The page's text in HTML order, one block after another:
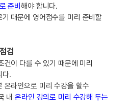
준비해야 합니다.
때문에 영어점수를 미리 준비할
검
이 다를 수 있기 때문에 미리
다.
온라인으로 미리 수강을 할수
내온라인 강의로 미리 수강해 두는